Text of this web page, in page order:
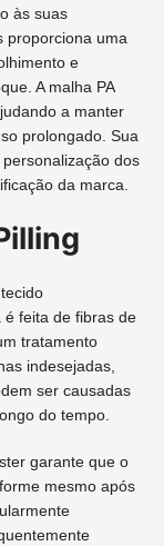
às suas
proporciona uma
e
A malha PA
a manter
prolongado. Sua
dos
da marca.
é feita de fibras de
tratamento
indesejadas,
ser causadas
do tempo.
garante que o
mesmo após